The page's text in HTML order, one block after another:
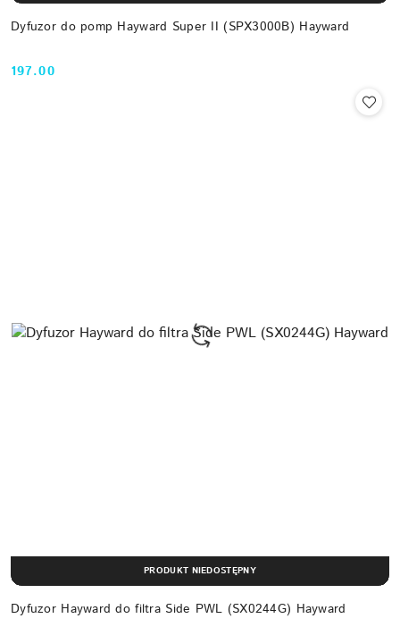
Dyfuzor do pomp Hayward Super II (SPX3000B) Hayward
Cena:
197.00
Dyfuzor Hayward do filtra Side PWL (SX0244G) Hayward
PRODUKT NIEDOSTĘPNY